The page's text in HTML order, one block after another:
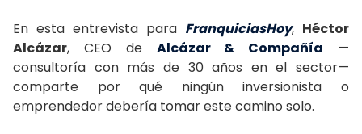
En esta entrevista para FranquiciasHoy, Héctor
Alcázar, CEO de Alcázar & Compañía —
consultoría con más de 30 años en el sector—
comparte por qué ningún inversionista o
emprendedor debería tomar este camino solo.